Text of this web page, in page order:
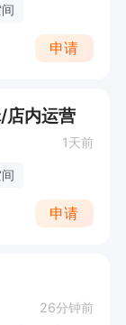
申请
店内运营
1天前
申请
26分钟前